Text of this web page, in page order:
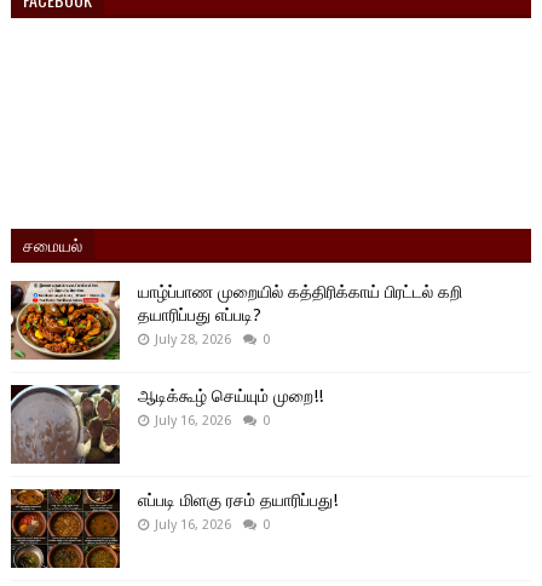
சமையல்
யாழ்ப்பாண முறையில் கத்திரிக்காய் பிரட்டல் கறி
தயாரிப்பது எப்படி?
July 28, 2026 0
ஆடிக்கூழ் செய்யும் முறை!!
July 16, 2026 0
எப்படி மிளகு ரசம் தயாரிப்பது!
July 16, 2026 0